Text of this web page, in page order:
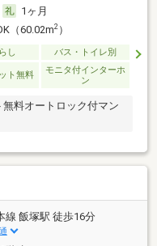
1ヶ月
（60.02m2）
し バス・トイレ別
ト無料
モニタ付インターホ
ン
料オートロック付マン
線 飯塚駅 徒歩16分